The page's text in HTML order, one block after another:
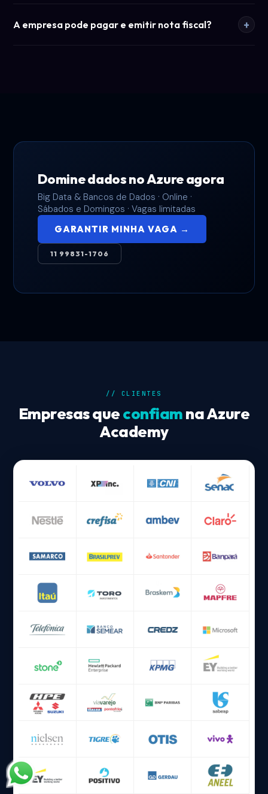
A empresa pode pagar e emitir nota fiscal? +
Domine dados no Azure agora
Big Data & Bancos de Dados · Online ·
Sábados e Domingos · Vagas limitadas
GARANTIR MINHA VAGA →
11 99831-1706
// CLIENTES
Empresas queconfiamna Azure
Academy